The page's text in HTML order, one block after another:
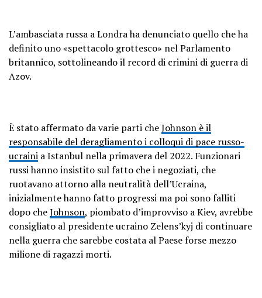
L’ambasciata russa a Londra ha denunciato quello che ha
definito uno «spettacolo grottesco» nel Parlamento
britannico, sottolineando il record di crimini di guerra di
Azov.
È stato affermato da varie parti cheJohnson è il
responsabile del deragliamento i colloqui di pace russo-
ucraini a Istanbul nella primavera del 2022. Funzionari
russi hanno insistito sul fatto che i negoziati, che
ruotavano attorno alla neutralità dell’Ucraina,
inizialmente hanno fatto progressi ma poi sono falliti
dopo cheJohnson, piombato d’improvviso a Kiev, avrebbe
consigliato al presidente ucraino Zelens’kyj di continuare
nella guerra che sarebbe costata al Paese forse mezzo
milione di ragazzi morti.